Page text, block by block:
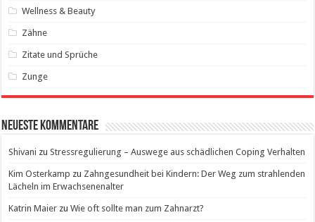
Wellness & Beauty
Zähne
Zitate und Sprüche
Zunge
Neueste Kommentare
Shivani zuStressregulierung – Auswege aus schädlichen Coping Verhalten
Kim Osterkamp zu Zahngesundheit bei Kindern: Der Weg zum strahlenden
Lächeln im Erwachsenenalter
Katrin Maier zuWie oft sollte man zum Zahnarzt?